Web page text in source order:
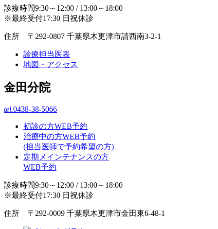
診療時間9:30～12:00 / 13:00～18:00
※最終受付17:30 日祝休診
住所 〒292-0807 千葉県木更津市請西南3-2-1
診療担当医表
地図・アクセス
金田分院
tel.0438-38-5066
初診の方WEB予約
治療中の方WEB予約
(担当医師で予約希望の方)
定期メインテナンスの方
WEB予約
診療時間9:30～12:00 / 13:00～18:00
※最終受付17:30 日祝休診
住所 〒292-0009 千葉県木更津市金田東6-48-1